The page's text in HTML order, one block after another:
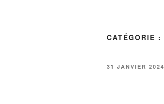
CATÉGORIE :
31 JANVIER 2024